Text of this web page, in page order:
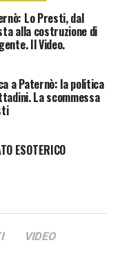
Lo Presti, dal
alla costruzione di
Il Video.
a Paternò: la politica
La scommessa
ESOTERICO
VIDEO